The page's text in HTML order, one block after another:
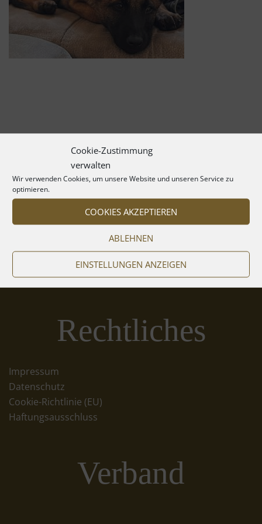
Cookie-Zustimmung
verwalten
Wir verwenden Cookies, um unsere Website und unseren Service zu
optimieren.
COOKIES AKZEPTIEREN
ABLEHNEN
EINSTELLUNGEN ANZEIGEN
Rechtliches
Impressum
Datenschutz
Cookie-Richtlinie (EU)
Haftungsausschluss
Verband